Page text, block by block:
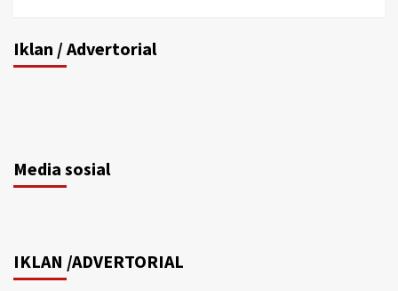
Iklan / Advertorial
Media sosial
IKLAN /ADVERTORIAL